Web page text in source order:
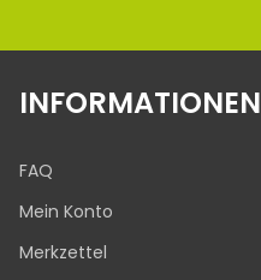
INFORMATIONEN
FAQ
Mein Konto
Merkzettel